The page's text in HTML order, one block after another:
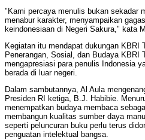
"Kami percaya menulis bukan sekadar
menabur karakter, menyampaikan
keindonesiaan di Negeri Sakura," kata
Kegiatan itu mendapat dukungan KBRI
Penerangan, Sosial, dan Budaya KBRI
mengapresiasi para penulis Indonesia
berada di luar negeri.
Dalam sambutannya, Al Aula
Presiden RI ketiga, B.J. Habibie.
menempatkan budaya membaca
membangun kualitas sumber daya
seperti peluncuran buku perlu terus
penguatan intelektual bangsa.